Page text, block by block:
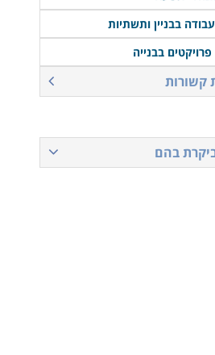
בבניין ותשתיות
בבנייה
קשורות
בהם